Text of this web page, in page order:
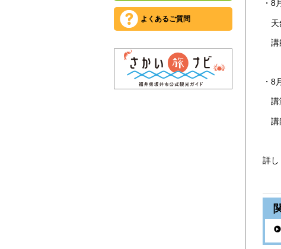
よくあるご質問
・8
天
講
・8
講
講
詳し